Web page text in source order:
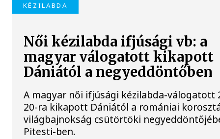
KÉZILABDA
Női kézilabda ifjúsági vb: a
magyar válogatott kikapott
Dániától a negyeddöntőben
A magyar női ifjúsági kézilabda-válogatott
20-ra kikapott Dániától a romániai
világbajnokság csütörtöki
Pitesti-ben.